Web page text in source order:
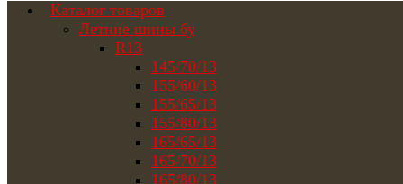
Каталог товаров
Летние шины бу
R13
145/70/13
155/60/13
155/65/13
155/80/13
165/65/13
165/70/13
165/80/13